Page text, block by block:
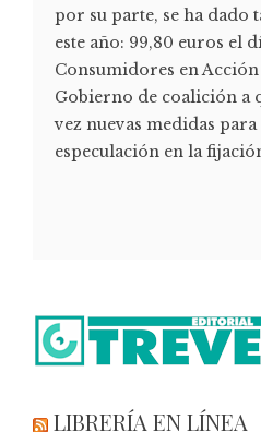
por su parte, se ha dado
este año: 99,80 euros el
Consumidores en
Gobierno de coalición a
vez nuevas medidas
especulación en la
LIBRERÍA EN LÍNEA